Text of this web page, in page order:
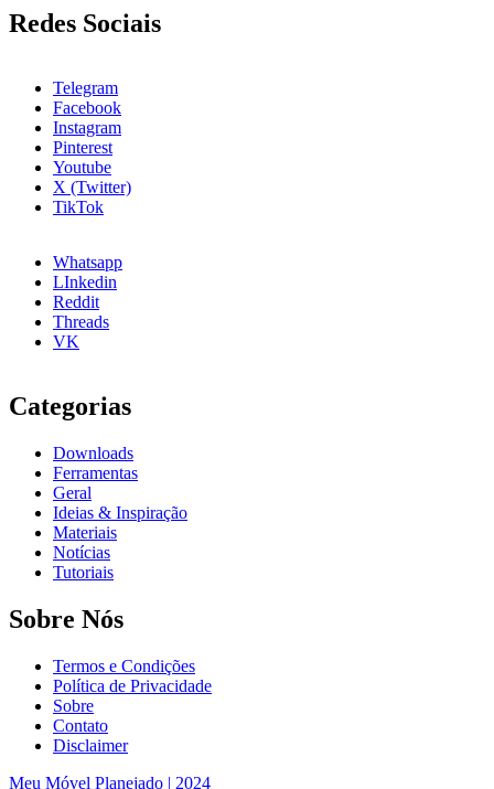
Redes Sociais
Telegram
Facebook
Instagram
Pinterest
Youtube
X (Twitter)
TikTok
Whatsapp
LInkedin
Reddit
Threads
VK
Categorias
Downloads
Ferramentas
Geral
Ideias & Inspiração
Materiais
Notícias
Tutoriais
Sobre Nós
Termos e Condições
Política de Privacidade
Sobre
Contato
Disclaimer
Meu Móvel Planejado | 2024